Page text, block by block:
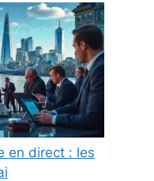
en direct : les